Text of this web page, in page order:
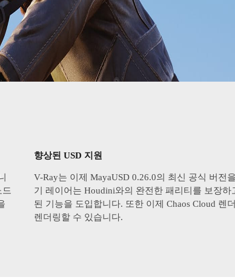
향상된 USD 지원
V-Ray는 이제 MayaUSD 0.26.0의 최신 공식 버전
기 레이어는 Houdini와의 완전한 패리티를 보장
된 기능을 도입합니다. 또한 이제 Chaos Cloud 렌
렌더링할 수 있습니다.